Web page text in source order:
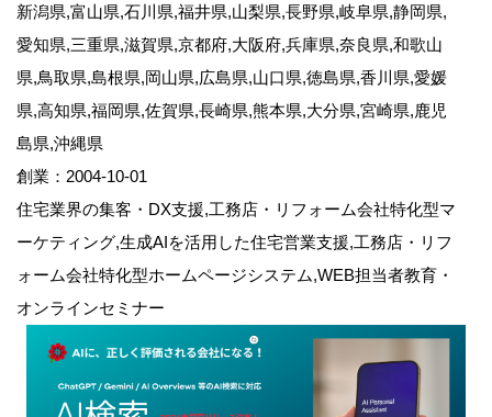
新潟県,富山県,石川県,福井県,山梨県,長野県,岐阜県,静岡県,
愛知県,三重県,滋賀県,京都府,大阪府,兵庫県,奈良県,和歌山
県,鳥取県,島根県,岡山県,広島県,山口県,徳島県,香川県,愛媛
県,高知県,福岡県,佐賀県,長崎県,熊本県,大分県,宮崎県,鹿児
島県,沖縄県
創業：2004-10-01
住宅業界の集客・DX支援,工務店・リフォーム会社特化型マ
ーケティング,生成AIを活用した住宅営業支援,工務店・リフ
ォーム会社特化型ホームページシステム,WEB担当者教育・
オンラインセミナー